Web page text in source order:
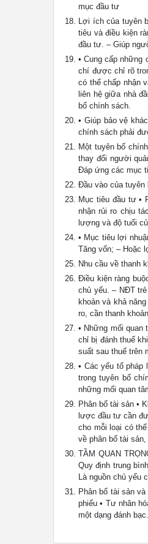
mục đầu tư
Lợi ích của tuyên
tiêu và điều kiện
đầu tư. – Giúp
• Cung cấp những
chí được chỉ rõ
có thể chấp nhận
liên hệ giữa nhà
bố chính sách.
• Giúp bảo vệ
chính sách phải
Một tuyên bố
thay đổi người
Đáp ứng các mục
Đầu vào của tuyên
Mục tiêu đầu tư •
nhận rủi ro chịu
lượng và độ tuổi
• Mục tiêu lợi
Tăng vốn; – Hoặc
Nhu cầu về thanh
Điều kiện ràng
chủ yếu. – NĐT
khoản và khả
ro, cần thanh
• Những mối
chỉ bị đánh thuế
suất sau thuế trên
• Các yếu tố
trong tuyên bố
những mối quan
Phân bổ tài sản •
lược đầu tư cần
cho mỗi loại có
về phân bổ tài
TẦM QUAN
Quy định trung
Là nguồn chủ yếu
Phân bổ tài sản
phiếu • Tư nhân
một dạng đánh